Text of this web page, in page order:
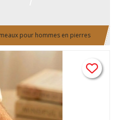
pour hommes en pierres
oeil de tigre